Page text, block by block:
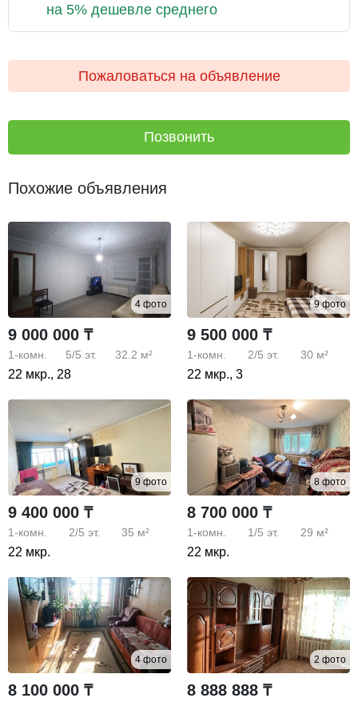
на 5% дешевле среднего
Пожаловаться на объявление
Позвонить
Похожие объявления
4 фото
9 000 000 ₸
1-комн. 5/5 эт. 32.2 м²
22 мкр., 28
9 фото
9 500 000 ₸
1-комн. 2/5 эт. 30 м²
22 мкр., 3
9 фото
9 400 000 ₸
1-комн. 2/5 эт. 35 м²
22 мкр.
8 фото
8 700 000 ₸
1-комн. 1/5 эт. 29 м²
22 мкр.
4 фото
8 100 000 ₸
2 фото
8 888 888 ₸